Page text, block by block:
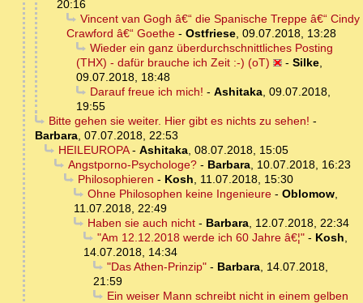
20:16
Vincent van Gogh â€“ die Spanische Treppe â€“ Cindy
Crawford â€“ Goethe - Ostfriese, 09.07.2018, 13:28
Wieder ein ganz überdurchschnittliches Posting
(THX) - dafür brauche ich Zeit :-) (oT)
- Silke,
09.07.2018, 18:48
Darauf freue ich mich! - Ashitaka, 09.07.2018,
19:55
Bitte gehen sie weiter. Hier gibt es nichts zu sehen! -
Barbara, 07.07.2018, 22:53
HEILEUROPA- Ashitaka, 08.07.2018, 15:05
Angstporno-Psychologe?- Barbara, 10.07.2018, 16:23
Philosophieren - Kosh, 11.07.2018, 15:30
Ohne Philosophen keine Ingenieure- Oblomow,
11.07.2018, 22:49
Haben sie auch nicht- Barbara, 12.07.2018, 22:34
"Am 12.12.2018 werde ich 60 Jahre â€¦"- Kosh,
14.07.2018, 14:34
"Das Athen-Prinzip"- Barbara, 14.07.2018,
21:59
Ein weiser Mann schreibt nicht in einem gelben